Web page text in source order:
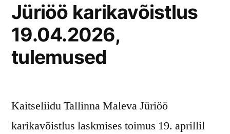
Jüriöö karikavõistlus
19.04.2026,
tulemused
Kaitseliidu Tallinna Maleva Jüriöö
karikavõistlus laskmises toimus 19. aprillil